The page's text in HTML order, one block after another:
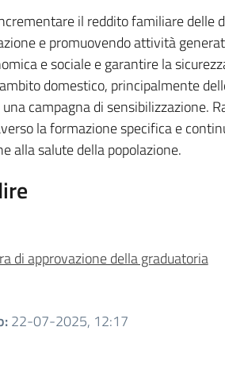
il reddito familiare delle
e promuovendo attività
e sociale e garantire la
domestico, principalmente
campagna di sensibilizzazione.
la formazione specifica e
alla salute della popolazione.
di approvazione della graduatoria
:22-07-2025, 12:17